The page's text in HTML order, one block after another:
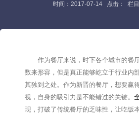
时间：2017-07-14 点击： 栏
作为餐厅来说，时下各个城市的餐
数来形容，但是真正能够屹立于行业内
其独到之处。作为新晋的餐厅，想要赢
视，自身的吸引力是不能错过的关键。
现，打破了传统餐厅的乏味性，让吃饭